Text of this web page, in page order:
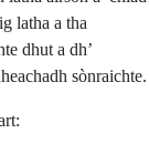
latha a tha
dhut a dh’
sònraichte.